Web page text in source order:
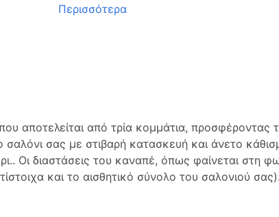
Περισσότερα
από τρία κομμάτια, προσφέροντας
σας με στιβαρή κατασκευή και άνετο
Οι διαστάσεις του καναπέ, όπως φαίνεται στη
και το αισθητικό σύνολο του σαλονιού